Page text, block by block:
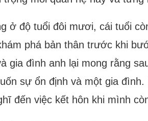
ở độ tuổi đôi mươi, cái tuổi
phá bản thân trước khi
gia đình anh lại mong rằng
sự ổn định và một gia
đến việc kết hôn khi mình